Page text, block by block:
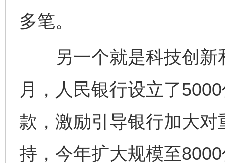
多笔。
另一个就是科技创新
月，人民银行设立了
款，激励引导银行加大
持，今年扩大规模至